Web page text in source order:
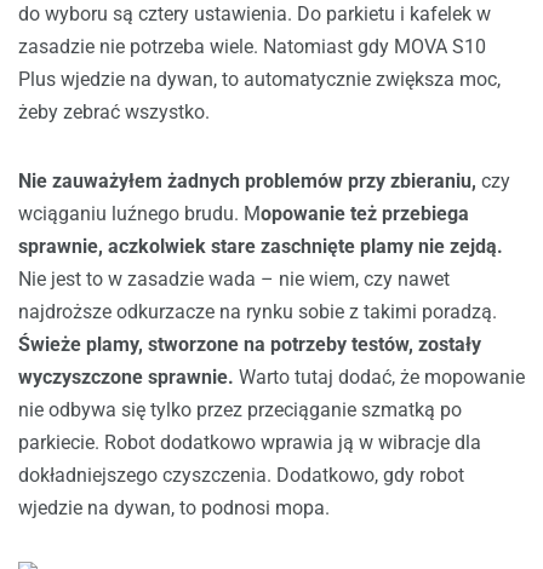
do wyboru są cztery ustawienia. Do parkietu i kafelek w
zasadzie nie potrzeba wiele. Natomiast gdy MOVA S10
Plus wjedzie na dywan, to automatycznie zwiększa moc,
żeby zebrać wszystko.
Nie zauważyłem żadnych problemów przy zbieraniu, czy
wciąganiu luźnego brudu. Mopowanie też przebiega
sprawnie, aczkolwiek stare zaschnięte plamy nie zejdą.
Nie jest to w zasadzie wada – nie wiem, czy nawet
najdroższe odkurzacze na rynku sobie z takimi poradzą.
Świeże plamy, stworzone na potrzeby testów, zostały
wyczyszczone sprawnie. Warto tutaj dodać, że mopowanie
nie odbywa się tylko przez przeciąganie szmatką po
parkiecie. Robot dodatkowo wprawia ją w wibracje dla
dokładniejszego czyszczenia. Dodatkowo, gdy robot
wjedzie na dywan, to podnosi mopa.